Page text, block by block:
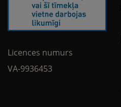
Licences numurs
VA-9936453